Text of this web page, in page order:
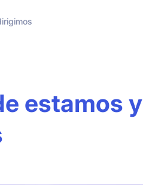
estamos y